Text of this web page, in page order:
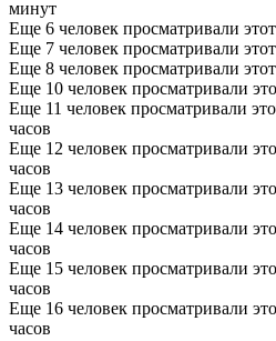
минут
Еще 6 человек просматривали
Еще 7 человек просматривали
Еще 8 человек просматривали
Еще 10 человек просматривали
Еще 11 человек просматривали
часов
Еще 12 человек просматривали
часов
Еще 13 человек просматривали
часов
Еще 14 человек просматривали
часов
Еще 15 человек просматривали
часов
Еще 16 человек просматривали
часов